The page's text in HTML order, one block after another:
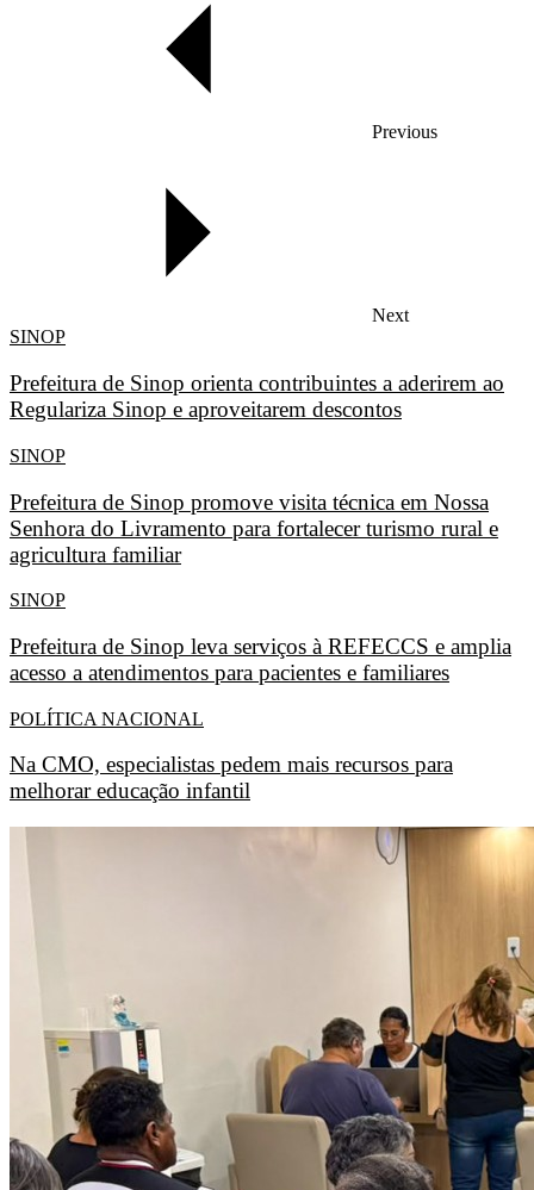
Previous
Next
SINOP
Prefeitura de Sinop orienta contribuintes a aderirem ao
Regulariza Sinop e aproveitarem descontos
SINOP
Prefeitura de Sinop promove visita técnica em Nossa
Senhora do Livramento para fortalecer turismo rural e
agricultura familiar
SINOP
Prefeitura de Sinop leva serviços à REFECCS e amplia
acesso a atendimentos para pacientes e familiares
POLÍTICA NACIONAL
Na CMO, especialistas pedem mais recursos para
melhorar educação infantil